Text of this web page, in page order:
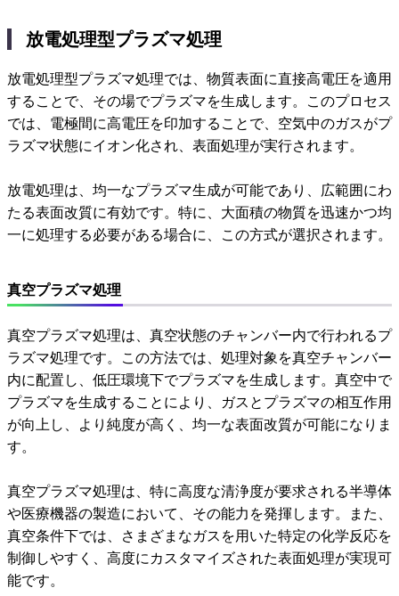
放電処理型プラズマ処理
放電処理型プラズマ処理では、物質表面に直接高電圧を適用
することで、その場でプラズマを生成します。このプロセス
では、電極間に高電圧を印加することで、空気中のガスがプ
ラズマ状態にイオン化され、表面処理が実行されます。
放電処理は、均一なプラズマ生成が可能であり、広範囲にわ
たる表面改質に有効です。特に、大面積の物質を迅速かつ均
一に処理する必要がある場合に、この方式が選択されます。
真空プラズマ処理
真空プラズマ処理は、真空状態のチャンバー内で行われるプ
ラズマ処理です。この方法では、処理対象を真空チャンバー
内に配置し、低圧環境下でプラズマを生成します。真空中で
プラズマを生成することにより、ガスとプラズマの相互作用
が向上し、より純度が高く、均一な表面改質が可能になりま
す。
真空プラズマ処理は、特に高度な清浄度が要求される半導体
や医療機器の製造において、その能力を発揮します。また、
真空条件下では、さまざまなガスを用いた特定の化学反応を
制御しやすく、高度にカスタマイズされた表面処理が実現可
能です。